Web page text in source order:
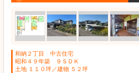
和納２丁目 中古住宅
昭和４９年築 ９ＳＤＫ
土地 １１０坪／建物 ５２坪